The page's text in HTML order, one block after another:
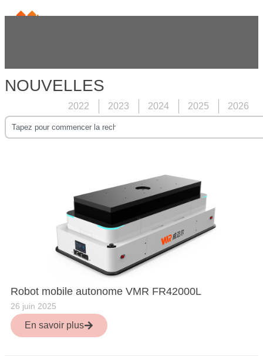
NOUVELLES
2022 2023 2024 2025 2026
Robot mobile autonome VMR FR42000L
26 juin 2025
En savoir plus